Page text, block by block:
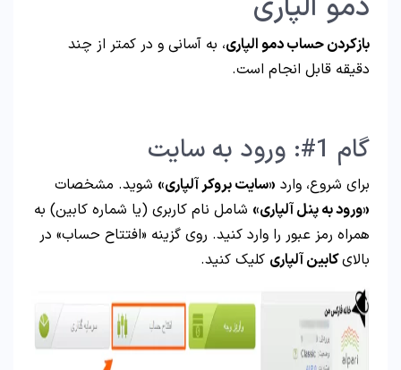
بازکردن حساب دمو الپاری، به آسانی و در کمتر از چند
دقیقه قابل انجام است.
گام 1#: ورود به سایت
برای شروع، وارد «سایت بروکر آلپاری» شوید. مشخصات
«ورود به پنل آلپاری» شامل نام کاربری (یا شماره کابین) به
همراه رمز عبور را وارد کنید. روی گزینه «افتتاح حساب» در
بالایکابین آلپاری کلیک کنید.